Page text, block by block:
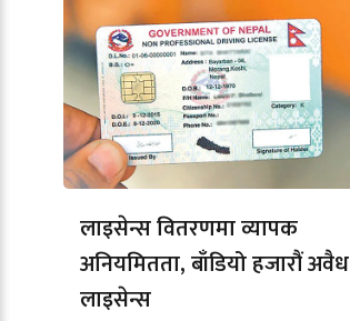
लाइसेन्स वितरणमा व्यापक
अनियमितता, बाँडियो हजारौं अवैध
लाइसेन्स